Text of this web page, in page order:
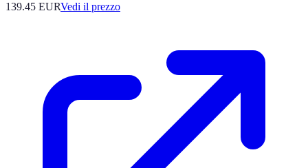
139.45 EURVedi il prezzo